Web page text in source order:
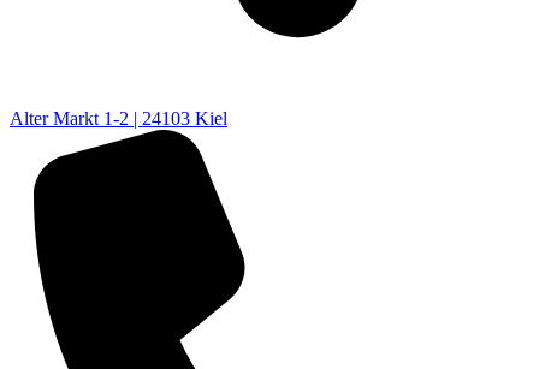
Alter Markt 1-2 | 24103 Kiel